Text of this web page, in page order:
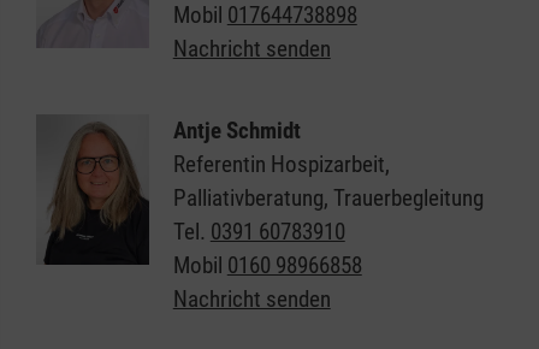
Mobil 017644738898
Nachricht senden
Antje Schmidt
Referentin Hospizarbeit,
Palliativberatung, Trauerbegleitung
Tel. 0391 60783910
Mobil 0160 98966858
Nachricht senden